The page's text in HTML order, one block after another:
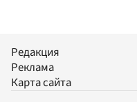
Редакция
Реклама
Карта сайта